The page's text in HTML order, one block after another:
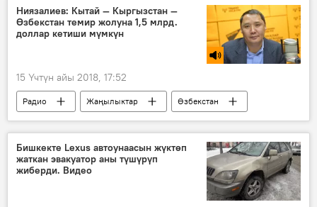
Сооронбай Жээнбеков
жардам
балдар
Ниязалиев: Кытай — Кыргызстан —
Өзбекстан темир жолуна 1,5 млрд.
доллар кетиши мүмкүн
15 Үчтүн айы 2018, 17:52
Радио Жаңылыктар
Өзбекстан
Кытай
Кыргызстан
Бишкекте Lexus автоунаасын жүктөп
жаткан эвакуатор аны түшүрүп
жиберди. Видео